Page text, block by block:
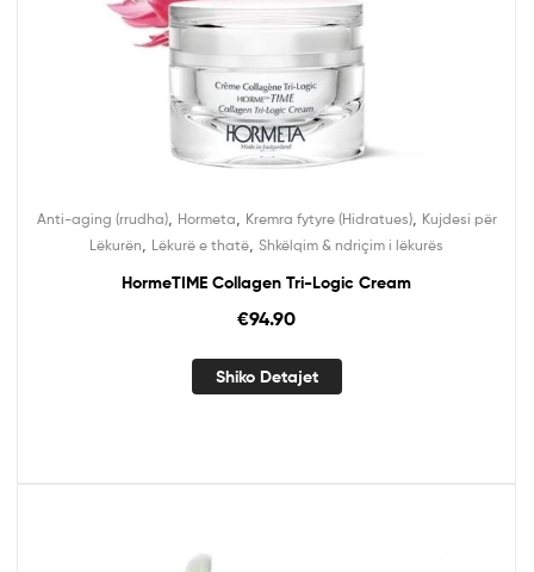
Anti-aging (rrudha), Hormeta Kremra fytyre (Hidratues), Kujdesi për
Lëkurën
Lëkurë e thatë Shkëlqim & ndriçim i lëkurës
HormeTIME Collagen Tri-Logic Cream
€94.90
Shiko Detajet